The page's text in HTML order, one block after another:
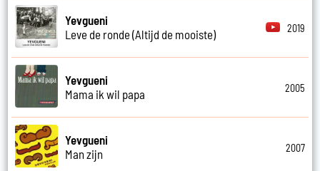
Yevgueni
Leve de ronde (Altijd de mooiste)
2019
Yevgueni
Mama ik wil papa
2005
Yevgueni
Man zijn
2007